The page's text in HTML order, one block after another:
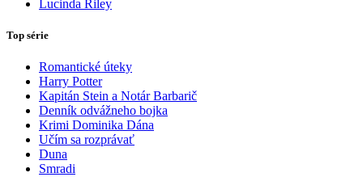
Lucinda Riley
Top série
Romantické úteky
Harry Potter
Kapitán Stein a Notár Barbarič
Denník odvážneho bojka
Krimi Dominika Dána
Učím sa rozprávať
Duna
Smradi